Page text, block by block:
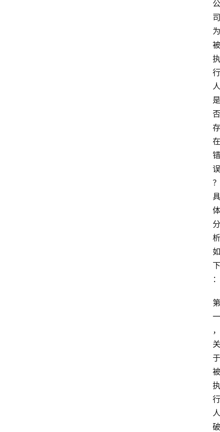
公
司
为
被
执
行
人
是
否
存
在
错
误
？
具
体
分
析
如
下
：
第
一
，
关
于
被
执
行
人
破